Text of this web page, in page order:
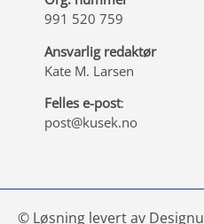
991 520 759
Ansvarlig redaktør
Kate M. Larsen
Felles e-post:
post@kusek.no
© Løsning levert av Designu